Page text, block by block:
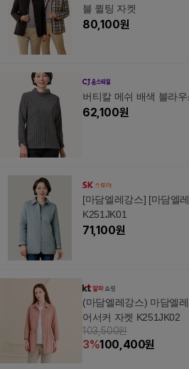
블 퀼팅 자켓
80,100원
버티칼 메쉬 배색 블라
62,100원
[마담엘레강스] [마담엘
K251JK01
71,100원
(마담엘레강스) 마담엘
어서커 자켓 K251JK02
103,500원
3%100,400원